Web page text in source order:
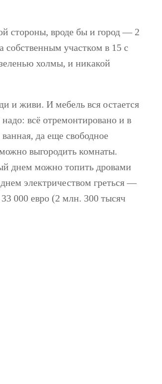
стороны, вроде бы и город — 2
собственным участком в 15 с
холмы, и никакой
и живи. И мебель вся остается
всё отремонтировано и в
да еще свободное
выгородить комнаты.
днем можно топить дровами
электричеством греться —
000 евро (2 млн. 300 тысяч